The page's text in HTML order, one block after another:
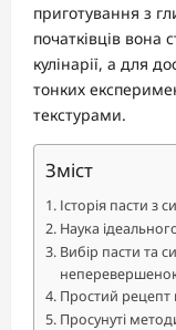
приготування з
початківців
кулінарії, а для
тонких
текстурами.
Зміст
Історія пасти з
Наука
Вибір пасти та
Простий рецепт
Просунуті